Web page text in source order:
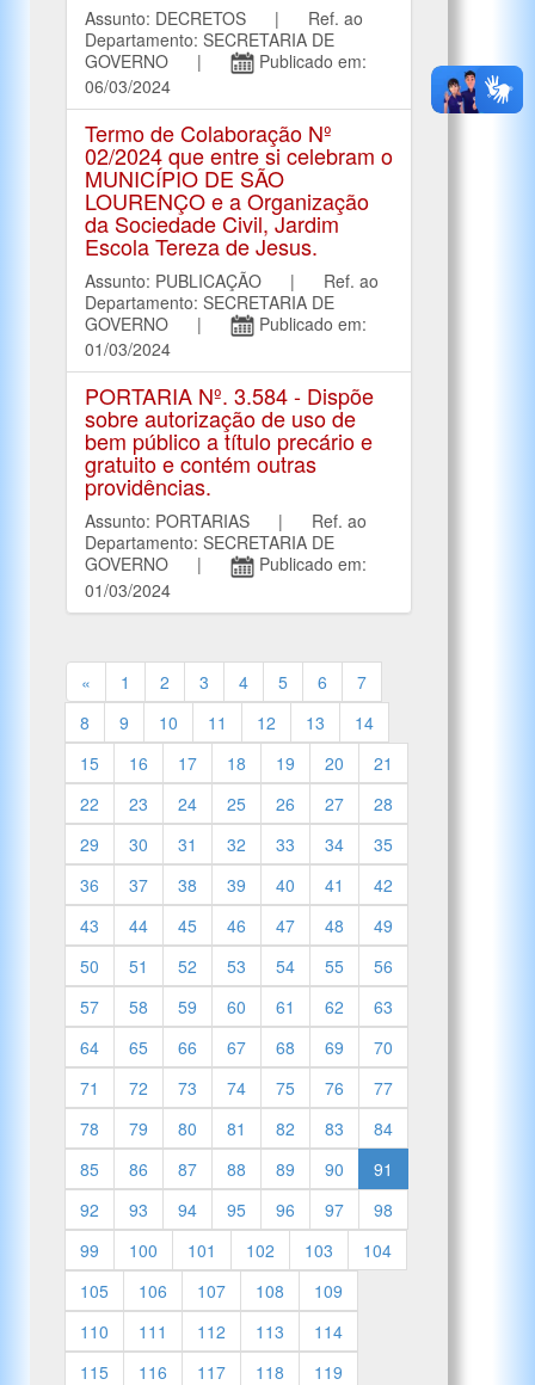
Assunto: DECRETOS | Ref. ao
Departamento: SECRETARIA DE
GOVERNO |
Publicado em:
06/03/2024
Termo de Colaboração Nº
02/2024 que entre si celebram o
MUNICÍPIO DE SÃO
LOURENÇO e a Organização
da Sociedade Civil, Jardim
Escola Tereza de Jesus.
Assunto: PUBLICAÇÃO | Ref. ao
Departamento: SECRETARIA DE
GOVERNO |
Publicado em:
01/03/2024
PORTARIA Nº. 3.584 - Dispõe
sobre autorização de uso de
bem público a título precário e
gratuito e contém outras
providências.
Assunto: PORTARIAS | Ref. ao
Departamento: SECRETARIA DE
GOVERNO |
Publicado em:
01/03/2024
« 1 2 3 4 5 6
7
8
9 10 11 12 13
14
15
16 17 18 19 20
21
22
23 24 25 26 27
28
29
30 31 32 33 34
35
36
37 38 39 40 41
42
43
44 45 46 47 48
49
50
51 52 53 54 55
56
57
58 59 60 61 62
63
64
65 66 67 68 69
70
71
72 73 74 75 76
77
78
79 80 81 82 83
84
85
86 87 88 89 90
91
92
93 94 95 96 97
98
99
100 101 102 103
104
105
106 107 108
109
110
111 112 113
114
115
116 117 118
119